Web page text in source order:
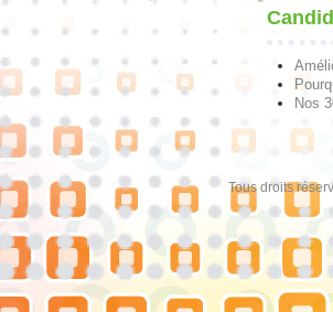
Nos
Tous droits